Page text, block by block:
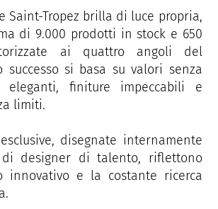
Saint-Tropez brilla di luce propria,
di 9.000 prodotti in stock e 650
ai quattro angoli del
successo si basa su valori senza
eleganti, finiture impeccabili e
limiti.
disegnate internamente
designer di talento, riflettono
innovativo e la costante ricerca